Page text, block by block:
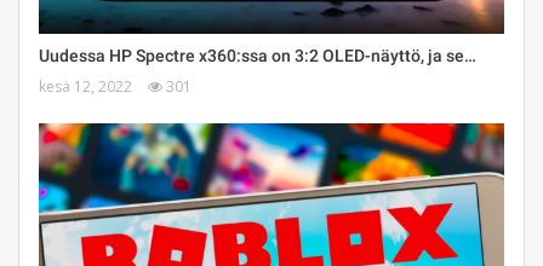
Uudessa HP Spectre x360:ssa on 3:2 OLED-näyttö, ja se…
kesä 12, 2022 301